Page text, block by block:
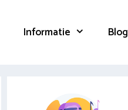
Informatie Blog